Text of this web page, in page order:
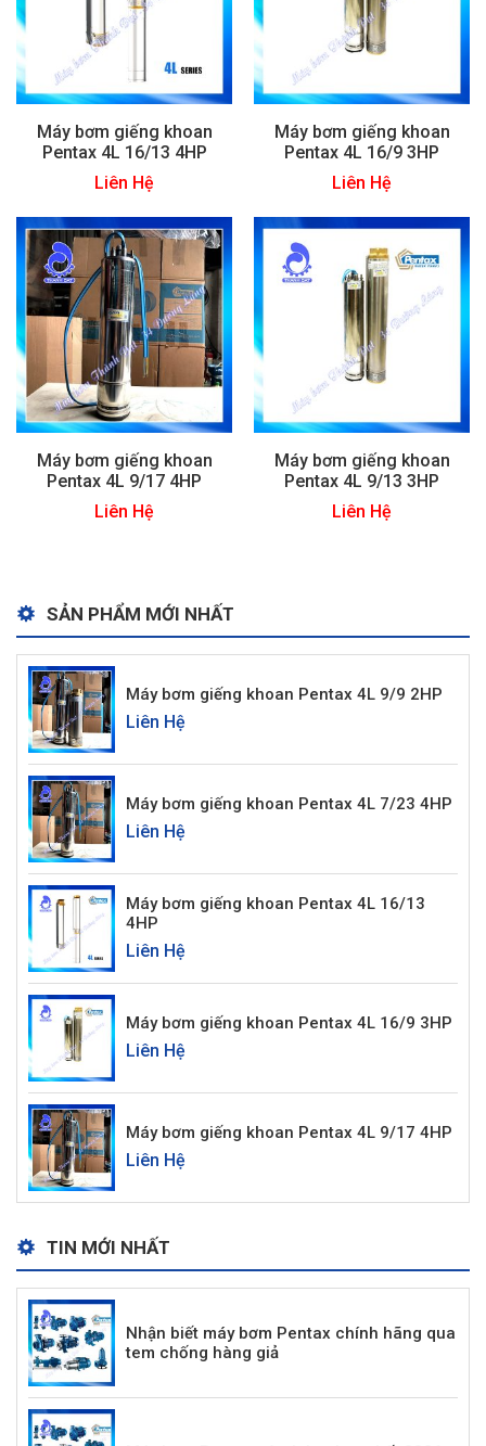
Máy bơm giếng khoan
Pentax 4L 16/13 4HP
Liên Hệ
Máy bơm giếng khoan
Pentax 4L 16/9 3HP
Liên Hệ
Máy bơm giếng khoan
Pentax 4L 9/17 4HP
Liên Hệ
Máy bơm giếng khoan
Pentax 4L 9/13 3HP
Liên Hệ
SẢN PHẨM MỚI NHẤT
Máy bơm giếng khoan Pentax 4L 9/9 2HP
Liên Hệ
Máy bơm giếng khoan Pentax 4L 7/23 4HP
Liên Hệ
Máy bơm giếng khoan Pentax 4L 16/13
4HP
Liên Hệ
Máy bơm giếng khoan Pentax 4L 16/9 3HP
Liên Hệ
Máy bơm giếng khoan Pentax 4L 9/17 4HP
Liên Hệ
TIN MỚI NHẤT
Nhận biết máy bơm Pentax chính hãng qua
tem chống hàng giả